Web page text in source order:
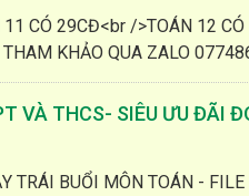
CÓ 29CĐ<br />TOÁN 12
KHẢO QUA ZALO
VÀ THCS- SIÊU ƯU ĐÃI
TRÁI BUỔI MÔN TOÁN -